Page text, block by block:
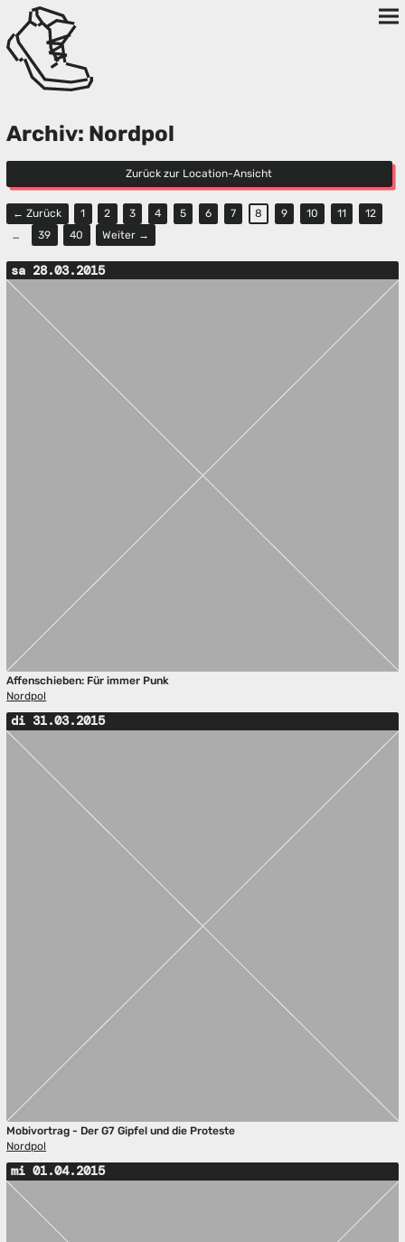
Archiv: Nordpol
Zurück zur Location-Ansicht
← Zurück 1 2 3 4 5 6 7 8 9 10 11
12
…
39 40 Weiter →
sa 28.03.2015
Affenschieben: Für immer Punk
Nordpol
di 31.03.2015
Mobivortrag - Der G7 Gipfel und die Proteste
Nordpol
mi 01.04.2015